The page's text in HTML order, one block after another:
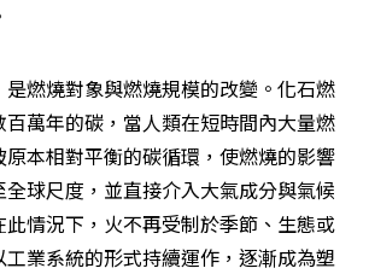
燃燒對象與燃燒規模的改變。化石燃
萬年的碳，當人類在短時間內大量燃
本相對平衡的碳循環，使燃燒的影響
球尺度，並直接介入大氣成分與氣候
情況下，火不再受制於季節、生態或
業系統的形式持續運作，逐漸成為塑